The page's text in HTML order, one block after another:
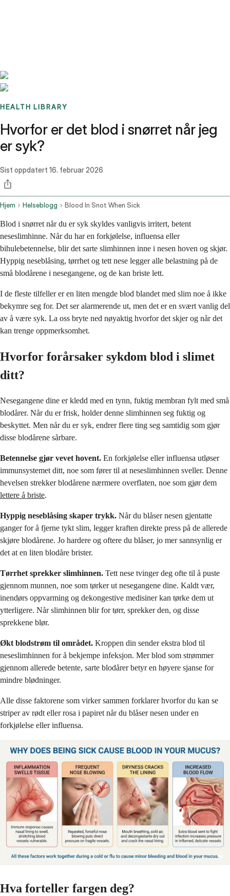
HEALTH LIBRARY
Hvorfor er det blod i snørret når jeg
er syk?
Sist oppdatert 16. februar 2026
Hjem Helseblogg Blood In Snot When Sick
Blod i snørret når du er syk skyldes vanligvis irritert, betent
neseslimhinne. Når du har en forkjølelse, influensa eller
bihulebetennelse, blir det sarte slimhinnen inne i nesen hoven og skjør.
Hyppig neseblåsing, tørrhet og tett nese legger alle belastning på de
små blodårene i nesegangene, og de kan briste lett.
I de fleste tilfeller er en liten mengde blod blandet med slim noe å ikke
bekymre seg for. Det ser alarmerende ut, men det er en svært vanlig del
av å være syk. La oss bryte ned nøyaktig hvorfor det skjer og når det
kan trenge oppmerksomhet.
Hvorfor forårsaker sykdom blod i slimet
ditt?
Nesegangene dine er kledd med en tynn, fuktig membran fylt med små
blodårer. Når du er frisk, holder denne slimhinnen seg fuktig og
beskyttet. Men når du er syk, endrer flere ting seg samtidig som gjør
disse blodårene sårbare.
Betennelse gjør vevet hovent. En forkjølelse eller influensa utløser
immunsystemet ditt, noe som fører til at neseslimhinnen sveller. Denne
hevelsen strekker blodårene nærmere overflaten, noe som gjør dem
lettere å briste.
Hyppig neseblåsing skaper trykk. Når du blåser nesen gjentatte
ganger for å fjerne tykt slim, legger kraften direkte press på de allerede
skjøre blodårene. Jo hardere og oftere du blåser, jo mer sannsynlig er
det at en liten blodåre brister.
Tørrhet sprekker slimhinnen. Tett nese tvinger deg ofte til å puste
gjennom munnen, noe som tørker ut nesegangene dine. Kaldt vær,
inendørs oppvarming og dekongestive medisiner kan tørke dem ut
ytterligere. Når slimhinnen blir for tørr, sprekker den, og disse
sprekkene blør.
Økt blodstrøm til området. Kroppen din sender ekstra blod til
neseslimhinnen for å bekjempe infeksjon. Mer blod som strømmer
gjennom allerede betente, sarte blodårer betyr en høyere sjanse for
mindre blødninger.
Alle disse faktorene som virker sammen forklarer hvorfor du kan se
striper av rødt eller rosa i papiret når du blåser nesen under en
forkjølelse eller influensa.
Hva forteller fargen deg?